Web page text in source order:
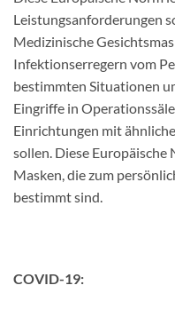
Leistungsanforderungen
Medizinische
Infektionserregern vom
bestimmten Situationen
Eingriffe in
Einrichtungen mit
sollen. Diese
Masken, die zum
bestimmt sind.
COVID-19: